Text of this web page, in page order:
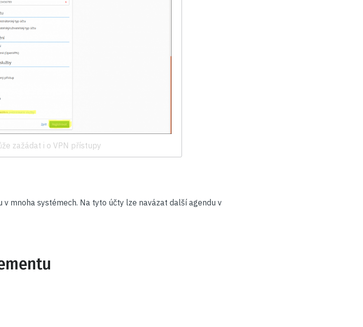
zažádat i o VPN přístupy
mnoha systémech. Na tyto účty lze navázat další agendu v